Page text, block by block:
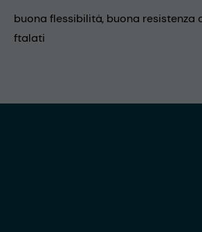
buona flessibilità, buona resistenza
ftalati